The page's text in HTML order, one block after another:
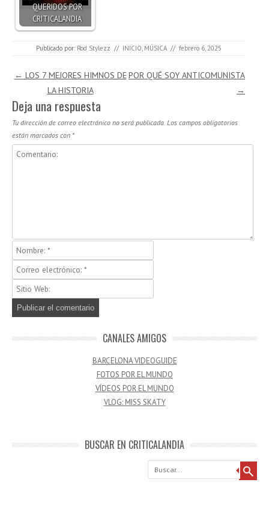
QUERIDOS POR
CRITICALANDIA
Publicado por: Rod Stylezz // INICIO MÚSICA // febrero 6, 2025
Navegación de entradas
← LOS 7 MEJORES HIMNOS DE
LA HISTORIA
POR QUÉ SOY ANTICOMUNISTA
→
Deja una respuesta
Tu dirección de correo electrónico no será publicada. Los campos obligatorios
están marcados con *
CANALES AMIGOS
BARCELONA VIDEOGUIDE
FOTOS POR EL MUNDO
VÍDEOS POR EL MUNDO
VLOG: MISS SKATY
BUSCAR EN CRITICALANDIA
Buscar